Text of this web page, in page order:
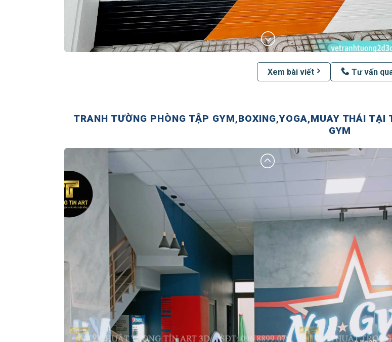
Xem bài viết Tư vấn
TRANH TƯỜNG PHÒNG TẬP GYM,BOXING,YOGA,MUAY THÁI TẠI
GYM